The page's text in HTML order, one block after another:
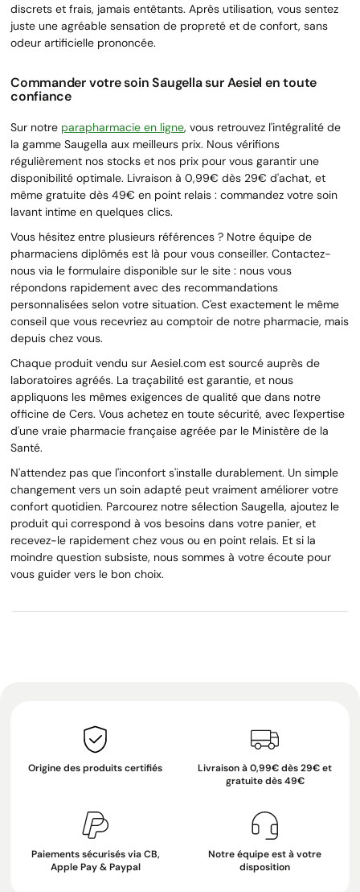
discrets et frais, jamais entêtants. Après utilisation, vous sentez
juste une agréable sensation de propreté et de confort, sans
odeur artificielle prononcée.
Commander votre soin Saugella sur Aesiel en toute
confiance
Sur notre parapharmacie en ligne, vous retrouvez l'intégralité de
la gamme Saugella aux meilleurs prix. Nous vérifions
régulièrement nos stocks et nos prix pour vous garantir une
disponibilité optimale. Livraison à 0,99€ dès 29€ d'achat, et
même gratuite dès 49€ en point relais : commandez votre soin
lavant intime en quelques clics.
Vous hésitez entre plusieurs références ? Notre équipe de
pharmaciens diplômés est là pour vous conseiller. Contactez-
nous via le formulaire disponible sur le site : nous vous
répondons rapidement avec des recommandations
personnalisées selon votre situation. C'est exactement le même
conseil que vous recevriez au comptoir de notre pharmacie, mais
depuis chez vous.
Chaque produit vendu sur Aesiel.com est sourcé auprès de
laboratoires agréés. La traçabilité est garantie, et nous
appliquons les mêmes exigences de qualité que dans notre
officine de Cers. Vous achetez en toute sécurité, avec l'expertise
d'une vraie pharmacie française agréée par le Ministère de la
Santé.
N'attendez pas que l'inconfort s'installe durablement. Un simple
changement vers un soin adapté peut vraiment améliorer votre
confort quotidien. Parcourez notre sélection Saugella, ajoutez le
produit qui correspond à vos besoins dans votre panier, et
recevez-le rapidement chez vous ou en point relais. Et si la
moindre question subsiste, nous sommes à votre écoute pour
vous guider vers le bon choix.
Origine des produits certifiés
Livraison à 0,99€ dès 29€ et
gratuite dès 49€
Paiements sécurisés via CB,
Apple Pay & Paypal
Notre équipe est à votre
disposition